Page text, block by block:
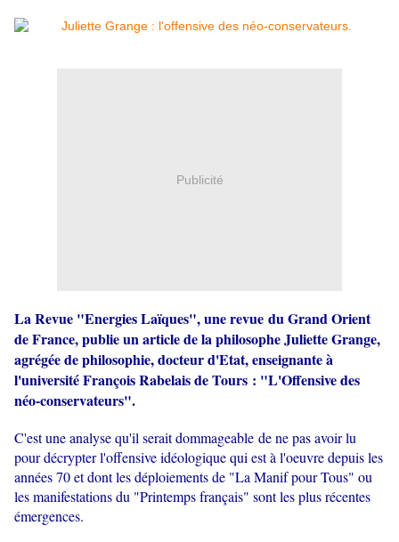
Publicité
La Revue "Energies Laïques", une revue du Grand Orient
de France, publie un article de la philosophe Juliette Grange,
agrégée de philosophie, docteur d'Etat, enseignante à
l'université François Rabelais de Tours : "L'Offensive des
néo-conservateurs".
C'est une analyse qu'il serait dommageable de ne pas avoir lu
pour décrypter l'offensive idéologique qui est à l'oeuvre depuis les
années 70 et dont les déploiements de "La Manif pour Tous" ou
les manifestations du "Printemps français" sont les plus récentes
émergences.